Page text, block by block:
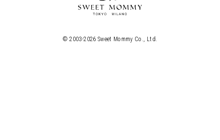
© 2003-2026 Sweet Mommy Co., Ltd.